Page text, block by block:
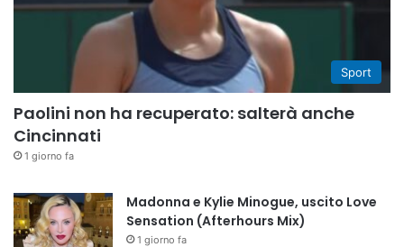
Sport
Paolini non ha recuperato: salterà anche
Cincinnati
1 giorno fa
Madonna e Kylie Minogue, uscito Love
Sensation (Afterhours Mix)
1 giorno fa